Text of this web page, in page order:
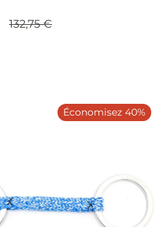
132,75 €
Économisez 40%